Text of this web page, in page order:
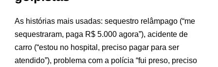
As histórias mais usadas: sequestro relâmpago (“me
sequestraram, paga R$ 5.000 agora”), acidente de
carro (“estou no hospital, preciso pagar para ser
atendido”), problema com a polícia “fui preso, preciso